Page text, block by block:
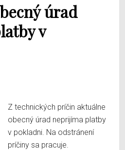
úrad
v
Z technických príčin aktuálne
obecný úrad neprijíma platby
v pokladni. Na odstránení
príčiny sa pracuje.